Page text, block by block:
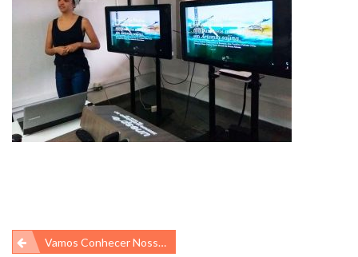
Navegação
Vamos Conhecer Nossos Alunos De Iniciação Científica E Suas Pesquisas! – Parte 1